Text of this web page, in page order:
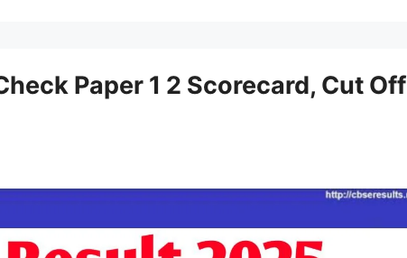
Paper 1 2 Scorecard, Cut Off